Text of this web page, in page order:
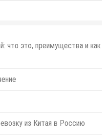
что это, преимущества и как
из Китая в Россию